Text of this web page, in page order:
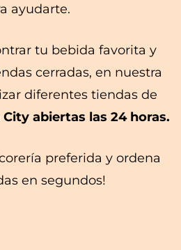
ayudarte.
tu bebida favorita y
cerradas, en nuestra
diferentes tiendas de
abiertas las 24 horas.
preferida y ordena
en segundos!